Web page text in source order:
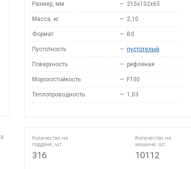
Размер, мм — 215x102x65
Масса, кг — 2,10
Формат — BS
Пустотность — пустотелый
Поверхность — рифлёная
Морозостойкость — F100
Теплопроводность — 1,03
Количество на
поддоне, шт.
316
Количество на
машине, шт.
10112